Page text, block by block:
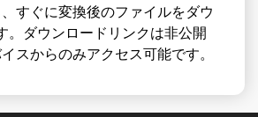
すぐに変換後のファイルをダウ
。ダウンロードリンクは非公開
スからのみアクセス可能です。